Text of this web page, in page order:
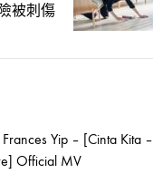
被刺傷
Yip – [Cinta Kita –
Official MV